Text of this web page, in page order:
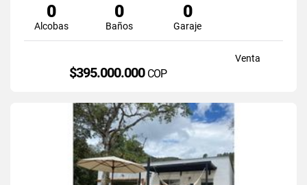
0
Alcobas
0
Baños
0
Garaje
Venta
$395.000.000 COP